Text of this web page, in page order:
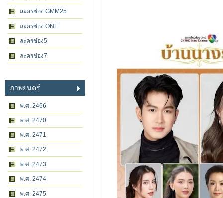
ละครช่อง GMM25
ละครช่อง ONE
ละครช่อง5
ละครช่อง7
ภาพยนตร์
พ.ศ. 2466
พ.ศ. 2470
พ.ศ. 2471
พ.ศ. 2472
พ.ศ. 2473
พ.ศ. 2474
พ.ศ. 2475